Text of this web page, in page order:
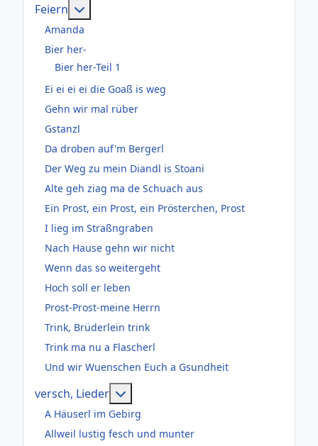
Feiern
Amanda
Bier her-
Bier her-Teil 1
Ei ei ei ei die Goaß is weg
Gehn wir mal rüber
Gstanzl
Da droben auf'm Bergerl
Der Weg zu mein Diandl is Stoani
Alte geh ziag ma de Schuach aus
Ein Prost, ein Prost, ein Prösterchen, Prost
I lieg im Straßngraben
Nach Hause gehn wir nicht
Wenn das so weitergeht
Hoch soll er leben
Prost-Prost-meine Herrn
Trink, Brüderlein trink
Trink ma nu a Flascherl
Und wir Wuenschen Euch a Gsundheit
versch, Lieder
A Häuserl im Gebirg
Allweil lustig fesch und munter